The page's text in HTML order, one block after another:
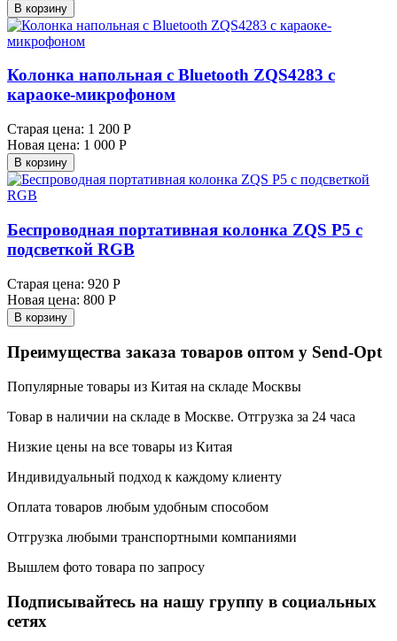
В корзину
Колонка напольная с Bluetooth ZQS4283 с
караоке-микрофоном
Старая цена: 1 200 Р
Новая цена: 1 000 Р
В корзину
Беспроводная портативная колонка ZQS P5 с
подсветкой RGB
Старая цена: 920 Р
Новая цена: 800 Р
В корзину
Преимущества заказа товаров оптом у Send-Opt
Популярные товары из Китая на складе Москвы
Товар в наличии на складе в Москве. Отгрузка за 24 часа
Низкие цены на все товары из Китая
Индивидуальный подход к каждому клиенту
Оплата товаров любым удобным способом
Отгрузка любыми транспортными компаниями
Вышлем фото товара по запросу
Подписывайтесь на нашу группу в социальных
сетях